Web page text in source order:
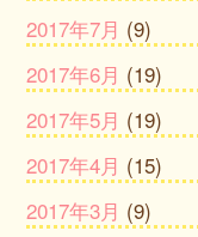
2017年7月 (9)
2017年6月 (19)
2017年5月 (19)
2017年4月 (15)
2017年3月 (9)